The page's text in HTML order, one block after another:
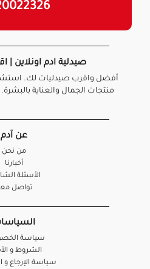
صيدلية ادم اونلاين |
أفضل واقرب صيدليات لك.
منتجات الجمال والعناية
عن آدم
من نحن
أخبارنا
الأسئلة
تواصل
سياسة
الشروط و
سياسة الإرجاع و